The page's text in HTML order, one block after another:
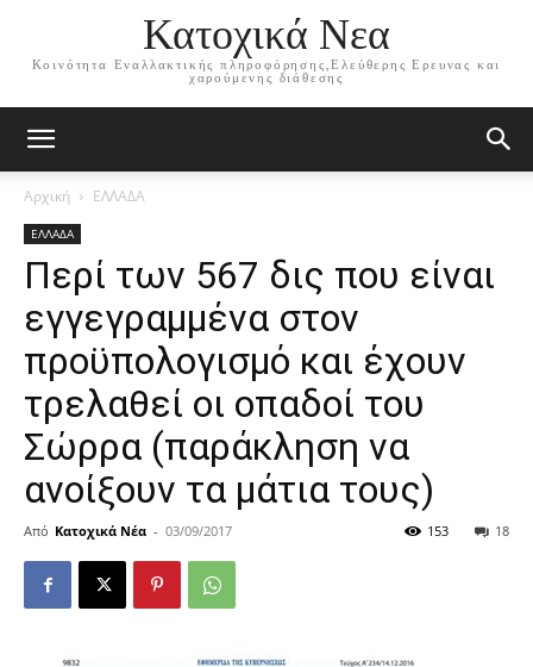
Κατοχικά Νεα
Κοινότητα Εναλλακτικής πληροφόρησης,Ελεύθερης Ερευνας και
χαρούμενης διάθεσης
Αρχική ΕΛΛΑΔΑ
ΕΛΛΑΔΑ
Περί των 567 δις που είναι
εγγεγραμμένα στον
προϋπολογισμό και έχουν
τρελαθεί οι οπαδοί του
Σώρρα (παράκληση να
ανοίξουν τα μάτια τους)
Από Κατοχικά Νέα - 03/09/2017 18
153